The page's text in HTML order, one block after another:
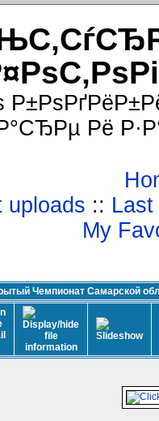
Рё
uploads ::
My
Чемпионат Самарской